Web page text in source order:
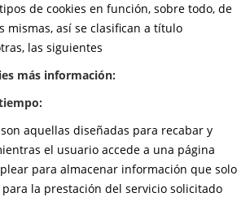
de cookies en función, sobre todo, de
mismas, así se clasifican a título
las siguientes
más información:
son aquellas diseñadas para recabar y
el usuario accede a una página
para almacenar información que solo
la prestación del servicio solicitado